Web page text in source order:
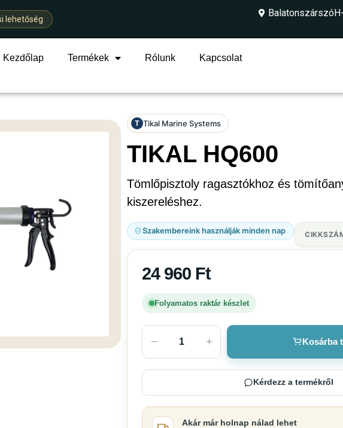
lehetőség
Balatonszárszó
Kezdőlap Termékek Rólunk Kapcsolat
T Tikal Marine Systems
TIKAL HQ600
Tömlőpisztoly ragasztókhoz és
kiszereléshez.
Szakembereink használják minden nap
24 960 Ft
Folyamatos raktár készlet
− + Kosárba
Kérdezz a termékről
Akár már holnap nálad lehet